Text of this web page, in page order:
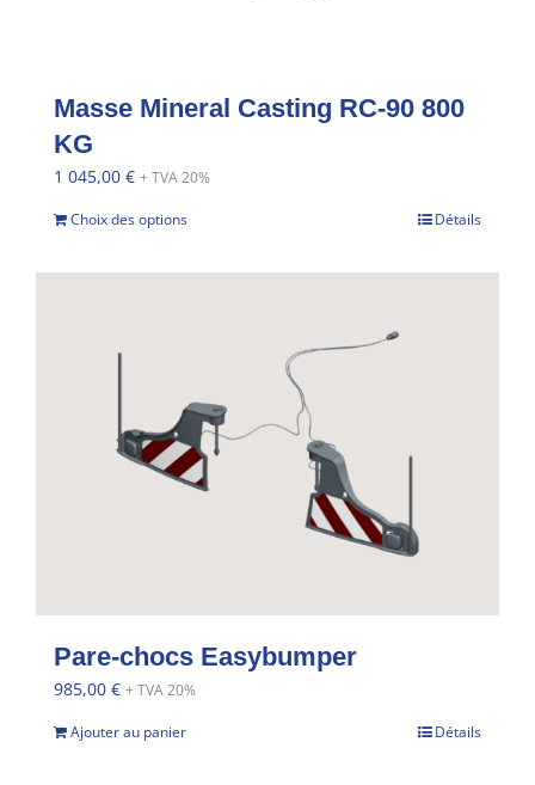
Masse Mineral Casting RC-90 800
KG
1 045,00 € + TVA 20%
Choix des options Détails
Pare-chocs Easybumper
985,00 € + TVA 20%
Ajouter au panier Détails